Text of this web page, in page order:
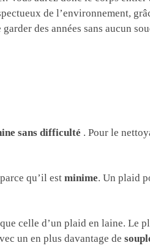
de l’environnement,
des années sans aucun
sans difficulté . Pour le
qu’il est minime. Un plaid
que celle d’un plaid en laine. Le
un en plus davantage de